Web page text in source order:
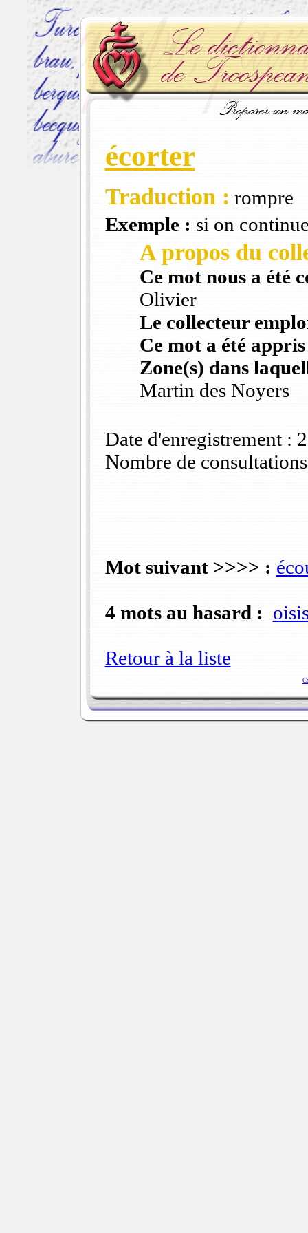
écorter
Traduction : rompre
Exemple : si on
A propos du
Ce mot nous a été
Olivier
Le collecteur
Ce mot a été
Zone(s) dans
Martin des Noyers
Date d'enregistrement :
Nombre de
Mot suivant >>>> :
4 mots au hasard :
Retour à la liste